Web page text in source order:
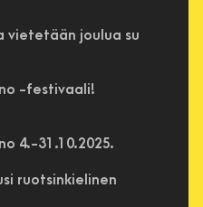
vietetään joulua su
-festivaali!
4.-31.10.2025.
ruotsinkielinen